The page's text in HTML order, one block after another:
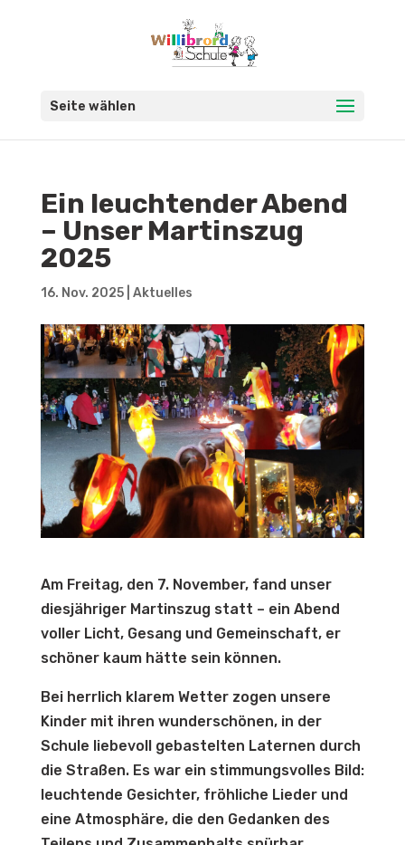
Seite wählen
Ein leuchtender Abend
– Unser Martinszug
2025
16. Nov. 2025| Aktuelles
Am Freitag, den 7. November, fand unser
diesjähriger Martinszug statt – ein Abend
voller Licht, Gesang und Gemeinschaft, er
schöner kaum hätte sein können.
Bei herrlich klarem Wetter zogen unsere
Kinder mit ihren wunderschönen, in der
Schule liebevoll gebastelten Laternen durch
die Straßen. Es war ein stimmungsvolles Bild:
leuchtende Gesichter, fröhliche Lieder und
eine Atmosphäre, die den Gedanken des